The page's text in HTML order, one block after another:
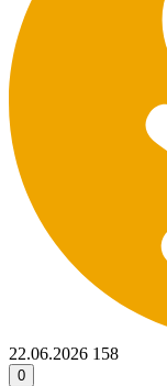
22.06.2026 158
0